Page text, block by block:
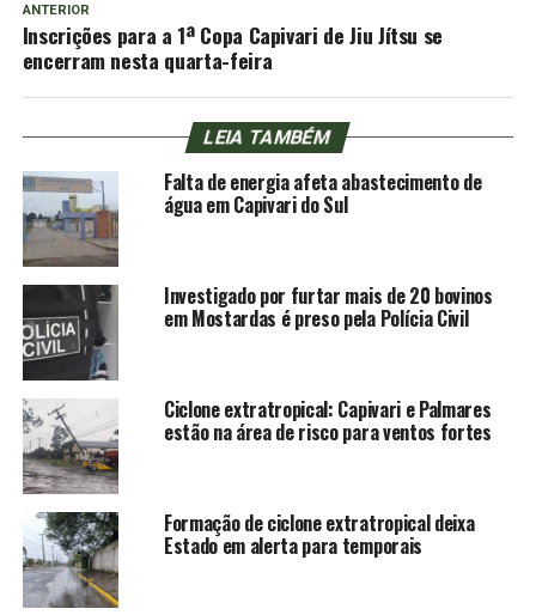
ANTERIOR
Inscrições para a 1ª Copa Capivari de Jiu Jítsu se
encerram nesta quarta-feira
LEIA TAMBÉM
Falta de energia afeta abastecimento de
água em Capivari do Sul
Investigado por furtar mais de 20 bovinos
em Mostardas é preso pela Polícia Civil
Ciclone extratropical: Capivari e Palmares
estão na área de risco para ventos fortes
Formação de ciclone extratropical deixa
Estado em alerta para temporais